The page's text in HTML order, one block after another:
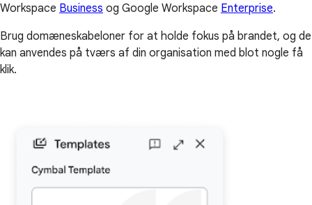
Workspace Business og Google Workspace Enterprise.
Brug domæneskabeloner for at holde fokus på brandet, og de
kan anvendes på tværs af din organisation med blot nogle få
klik.